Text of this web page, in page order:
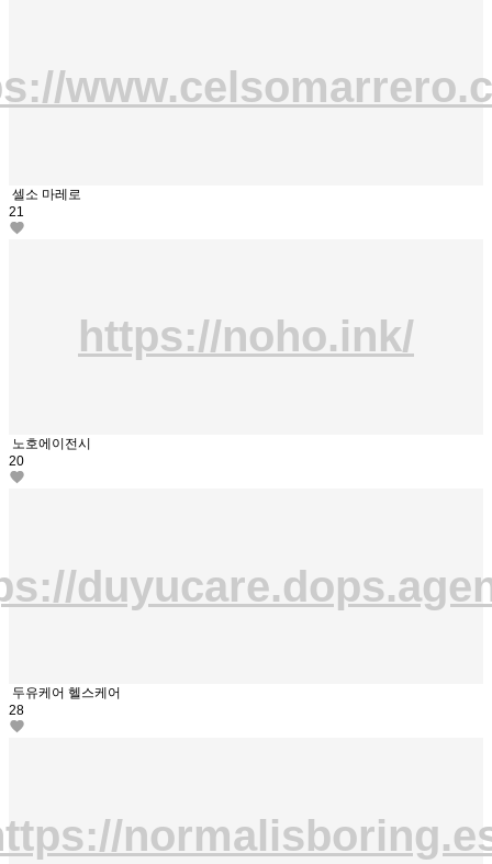
셀소 마레로
21
https://noho.ink/
노호에이전시
20
두유케어 헬스케어
28